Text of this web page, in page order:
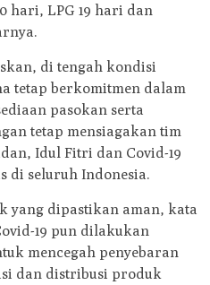
hari, LPG 19 hari dan
di tengah kondisi
tetap berkomitmen dalam
pasokan serta
tetap mensiagakan tim
Idul Fitri dan Covid-19
di seluruh Indonesia.
yang dipastikan aman, kata
19 pun dilakukan
mencegah penyebaran
dan distribusi produk